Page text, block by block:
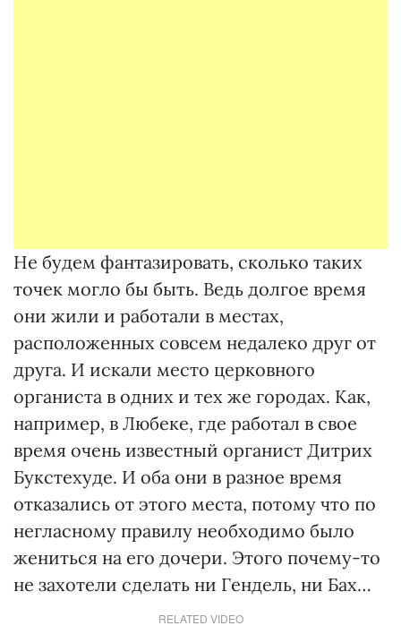
Не будем фантазировать, сколько таких
точек могло бы быть. Ведь долгое время
они жили и работали в местах,
расположенных совсем недалеко друг от
друга. И искали место церковного
органиста в одних и тех же городах. Как,
например, в Любеке, где работал в свое
время очень известный органист Дитрих
Букстехуде. И оба они в разное время
отказались от этого места, потому что по
негласному правилу необходимо было
жениться на его дочери. Этого почему-то
не захотели сделать ни Гендель, ни Бах…
RELATED VIDEO